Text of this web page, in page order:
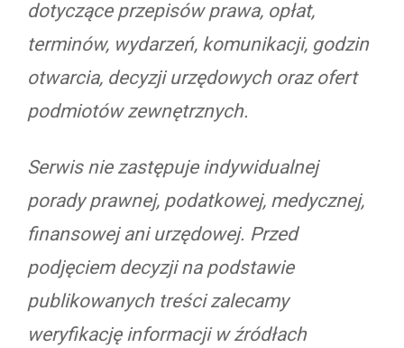
dotyczące przepisów prawa, opłat,
terminów, wydarzeń, komunikacji, godzin
otwarcia, decyzji urzędowych oraz ofert
podmiotów zewnętrznych.
Serwis nie zastępuje indywidualnej
porady prawnej, podatkowej, medycznej,
finansowej ani urzędowej. Przed
podjęciem decyzji na podstawie
publikowanych treści zalecamy
weryfikację informacji w źródłach